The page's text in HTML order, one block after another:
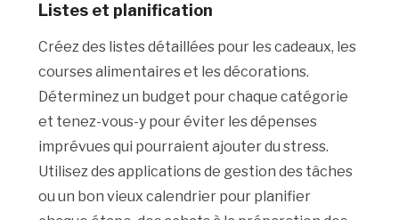
Listes et planification
Créez des listes détaillées pour les cadeaux, les
courses alimentaires et les décorations.
Déterminez un budget pour chaque catégorie
et tenez-vous-y pour éviter les dépenses
imprévues qui pourraient ajouter du stress.
Utilisez des applications de gestion des tâches
ou un bon vieux calendrier pour planifier